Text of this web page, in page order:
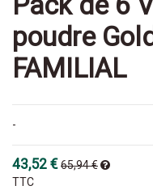
poudre
FAMILIAL
-
43,52 €65,94 €
TTC